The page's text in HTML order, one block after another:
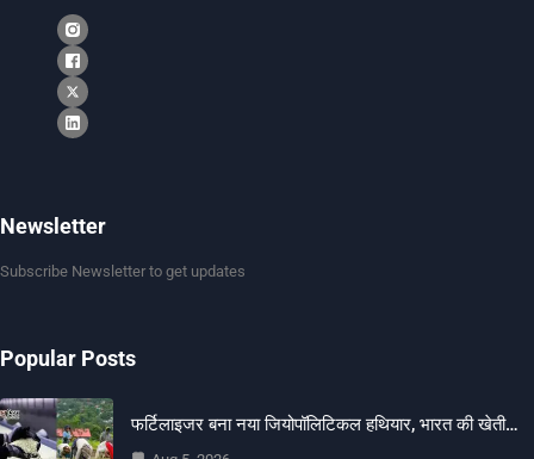
Newsletter
Subscribe Newsletter to get updates
Popular Posts
फर्टिलाइजर बना नया जियोपॉलिटिकल हथियार, भारत की खेती…